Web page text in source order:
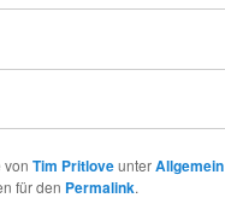
vonTim PritloveunterAllgemein
für den Permalink.